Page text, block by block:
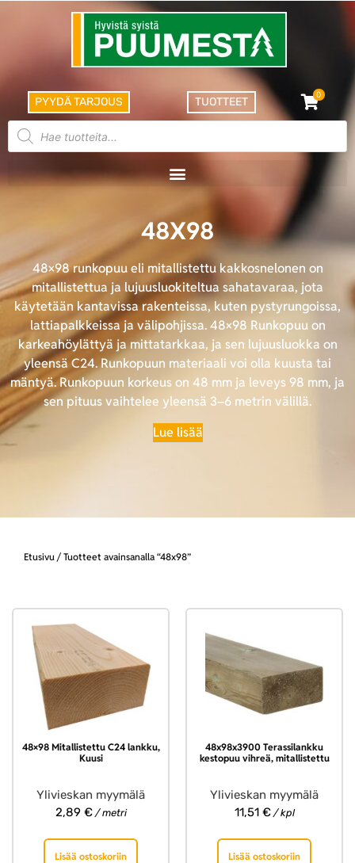
PYYDÄ TARJOUS TUOTTEET
0
48X98
48×98 runkopuu eli mitallistettu kakkosnelonen on
mitallistettua ja lujuusluokiteltua sahatavaraa, jota
käytetään kantavissa rakenteissa, kuten pystyrungoissa,
lattiapalkkeissa ja välipohjissa. 48×98 Runkopuu on
karkeahöylättyä ja mittatarkkaa, ja sen lujuusluokka on
yleensä C24. Runkopuun materiaali voi olla kuusta tai
mäntyä. Runkopuun korkeus on 48 mm ja leveys 98 mm, ja
sen pituus vaihtelee yleensä 3–6 metrin välillä.
Lue lisää
Etusivu / Tuotteet avainsanalla “48x98”
48×98 Mitallistettu C24 lankku,
Kuusi
Ylivieskan myymälä
2,89 €/ metri
Lisää ostoskoriin
48x98x3900 Terassilankku
kestopuu vihreä, mitallistettu
Ylivieskan myymälä
11,51 €/ kpl
Lisää ostoskoriin